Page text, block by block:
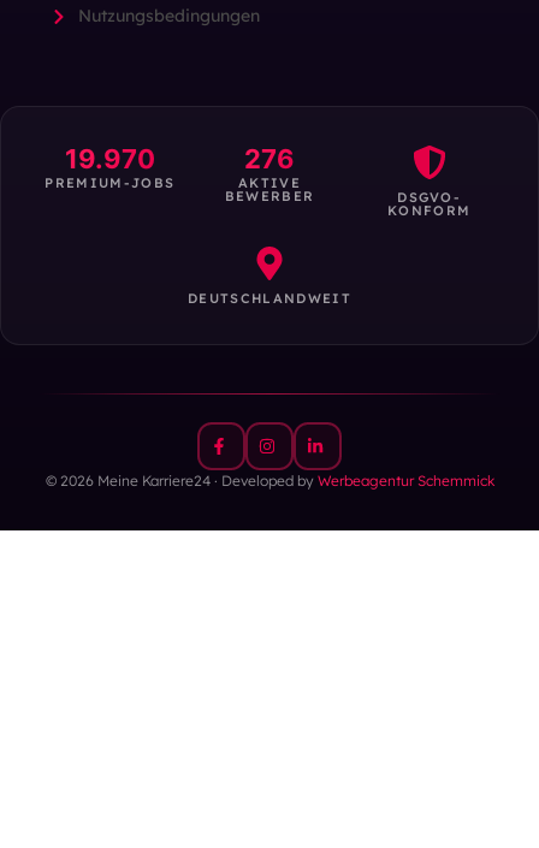
Nutzungsbedingungen
19.970
PREMIUM-JOBS
276
AKTIVE
BEWERBER DSGVO-
KONFORM
DEUTSCHLANDWEIT
© 2026 Meine Karriere24 · Developed by Werbeagentur Schemmick